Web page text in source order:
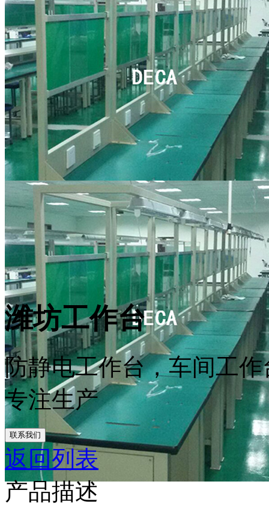
潍坊工作台
防静电工作台，车间工
专注生产
联系我们
返回列表
产品描述